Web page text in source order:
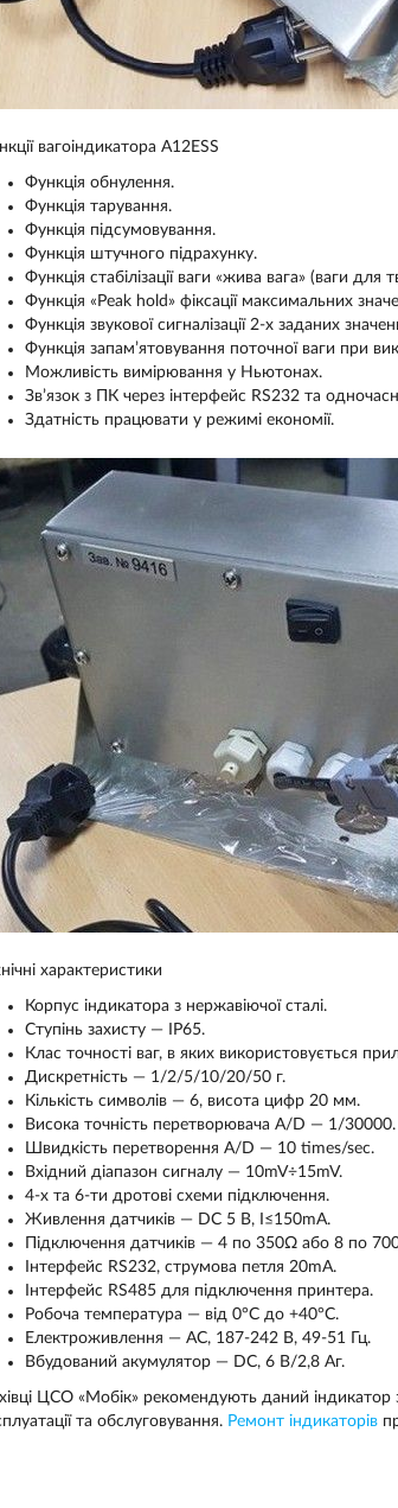
вагоіндикатора A12ESS
Функція обнулення.
Функція тарування.
Функція підсумовування.
Функція штучного підрахунку.
Функція стабілізації ваги «жива вага» (ваги для
Функція «Peak hold» фіксації максимальних
Функція звукової сигналізації 2-х заданих
Функція запам’ятовування поточної ваги при
Можливість вимірювання у Ньютонах.
Зв’язок з ПК через інтерфейс RS232 та
Здатність працювати у режимі економії.
характеристики
Корпус індикатора з нержавіючої сталі.
Ступінь захисту — IP65.
Клас точності ваг, в яких використовується
Дискретність — 1/2/5/10/20/50 г.
Кількість символів — 6, висота цифр 20 мм.
Висока точність перетворювача A/D — 1/30000.
Швидкість перетворення A/D — 10 times/sec.
Вхідний діапазон сигналу — 10mV÷15mV.
4-х та 6-ти дротові схеми підключення.
Живлення датчиків — DC 5 В, I≤150mA.
Підключення датчиків — 4 по 350Ω або 8 по
Інтерфейс RS232, струмова петля 20mA.
Інтерфейс RS485 для підключення принтера.
Робоча температура — від 0°C до +40°C.
Електроживлення — AC, 187-242 В, 49-51 Гц.
Вбудований акумулятор — DC, 6 В/2,8 Аг.
ЦСО «Мобік» рекомендують даний індикатор
та обслуговування. Ремонт індикаторів